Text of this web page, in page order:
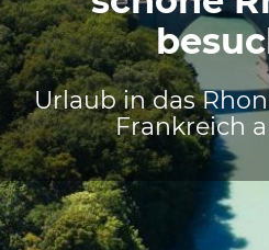
Urlaub in das
Frankreich